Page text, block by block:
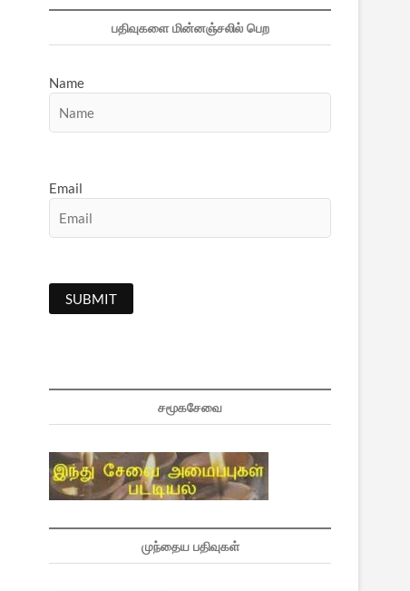
பதிவுகளை மின்னஞ்சலில் பெற
Name
Email
சமூகசேவை
முந்தைய பதிவுகள்